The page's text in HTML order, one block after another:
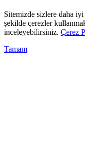
Sitemizde sizlere daha
şekilde çerezler
inceleyebilirsiniz. Çerez
Tamam